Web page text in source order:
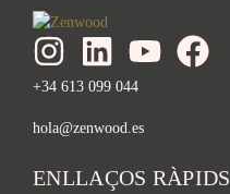
+34 613 099 044
hola@zenwood.es
ENLLAÇOS RÀPIDS